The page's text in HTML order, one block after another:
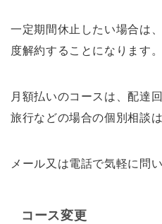
一定期間休止したい場合は
度解約することになります。
月額払いのコースは、配達
旅行などの場合の個別相談
メール又は電話で気軽に問
コース変更